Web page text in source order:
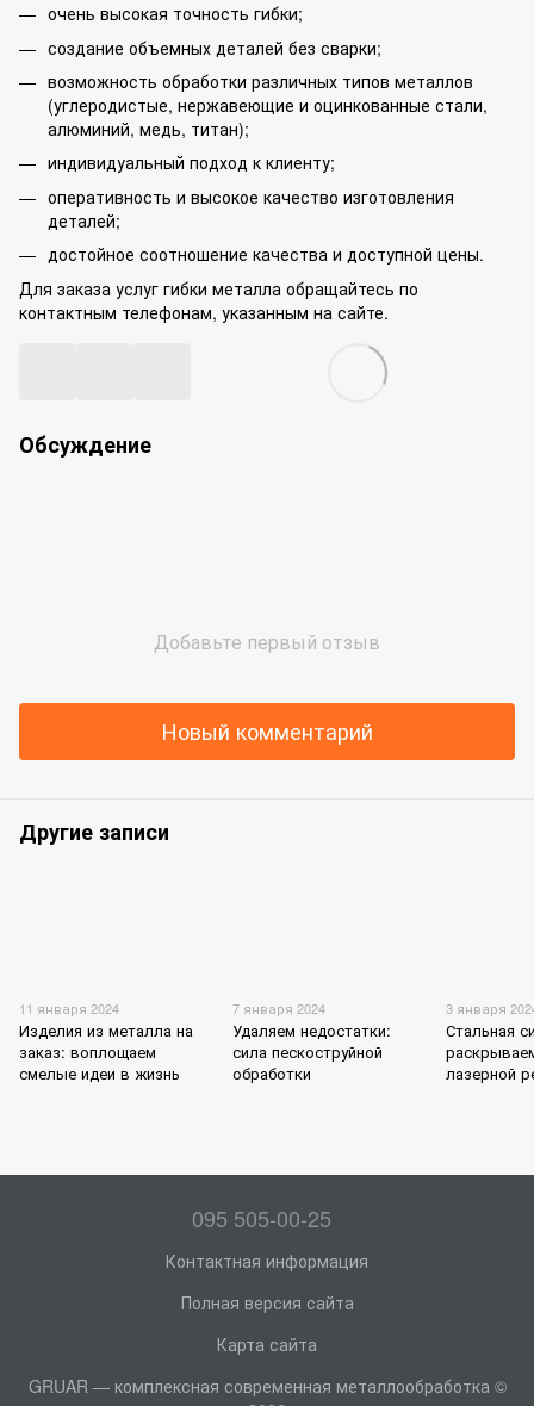
очень высокая точность гибки;
создание объемных деталей без сварки;
возможность обработки различных типов металлов
(углеродистые, нержавеющие и оцинкованные стали,
алюминий, медь, титан);
индивидуальный подход к клиенту;
оперативность и высокое качество изготовления
деталей;
достойное соотношение качества и доступной цены.
Для заказа услуг гибки металла обращайтесь по
контактным телефонам, указанным на сайте.
Обсуждение
Добавьте первый отзыв
Новый комментарий
Другие записи
11 января 2024
Изделия из металла на
заказ: воплощаем
смелые идеи в жизнь
7 января 2024
Удаляем недостатки:
сила пескоструйной
обработки
3 января
Стальная
лазерной
095 505-00-25
Контактная информация
Полная версия сайта
Карта сайта
GRUAR — комплексная современная металлообработка ©